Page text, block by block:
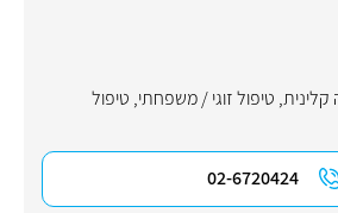
קלינית, טיפול זוגי / משפחתי, טיפול
02-6720424